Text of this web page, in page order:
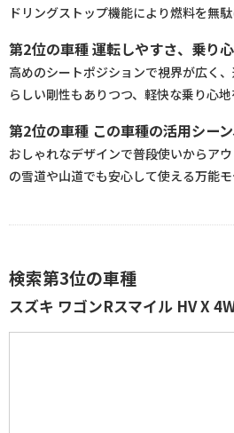
ドリングストップ機能により燃料を無駄
第2位の車種 運転しやすさ、乗り
高めのシートポジションで視界が広く
らしい剛性もありつつ、軽快な乗り心地
第2位の車種 この車種の活用シー
おしゃれなデザインで普段使いからア
の雪道や山道でも安心して使える万能モ
検索第3位の車種
スズキ ワゴンRスマイル HV X